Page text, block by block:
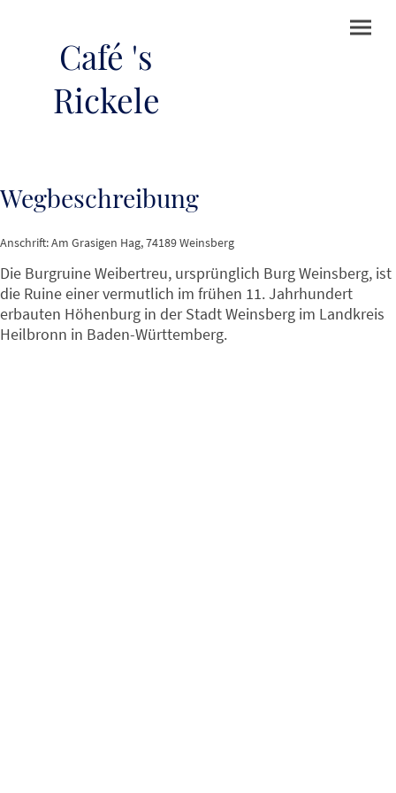
Café 's
Rickele
Wegbeschreibung
Anschrift: Am Grasigen Hag, 74189 Weinsberg
Die Burgruine Weibertreu, ursprünglich Burg Weinsberg, ist
die Ruine einer vermutlich im frühen 11. Jahrhundert
erbauten Höhenburg in der Stadt Weinsberg im Landkreis
Heilbronn in Baden-Württemberg.